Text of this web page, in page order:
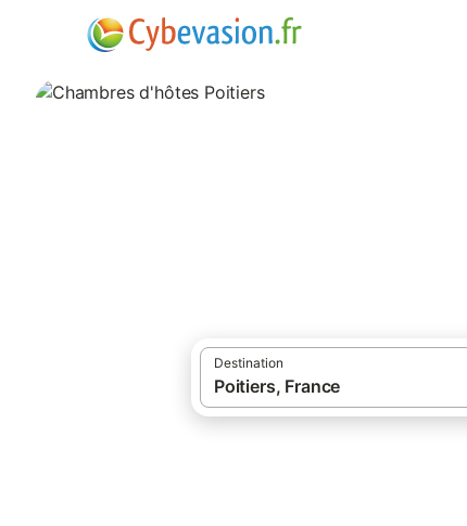
Destination